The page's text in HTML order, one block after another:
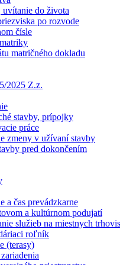
uvítanie do života
po rozvode
čísle
matričného dokladu
2025 Z.z.
stavby, prípojky
práce
zmeny v užívaní stavby
pred dokončením
a čas prevádzkarne
a kultúrnom podujatí
služieb na miestnych
roľník
(terasy)